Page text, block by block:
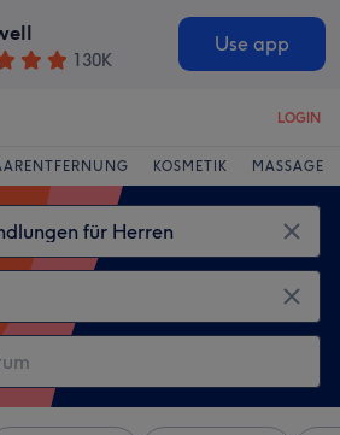
130K
Use app
LOGIN
KOSMETIK MASSAGE